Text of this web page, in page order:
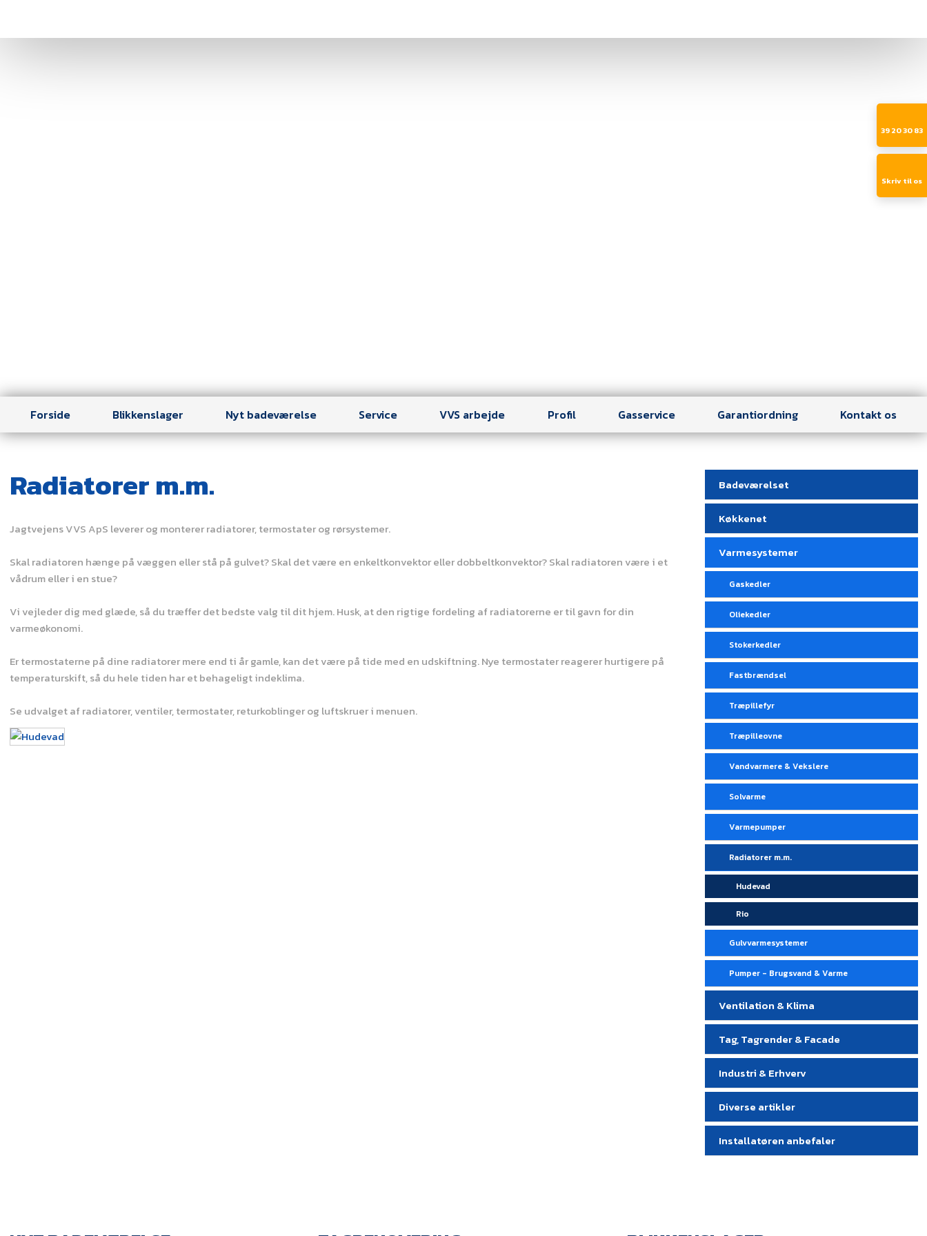
39 20 30 83​
Skriv til os
Forside Blikkenslager Nyt badeværelse Service VVS arbejde Profil Gasservice Garantiordning Kontakt os
Radiatorer m.m.
Jagtvejens VVS ApS leverer og monterer radiatorer, termostater og rørsystemer.
Skal radiatoren hænge på væggen eller stå på gulvet? Skal det være en enkeltkonvektor eller dobbeltkonvektor? Skal radiatoren være i et
vådrum eller i en stue?
Vi vejleder dig med glæde, så du træffer det bedste valg til dit hjem. Husk, at den rigtige fordeling af radiatorerne er til gavn for din
varmeøkonomi.
Er termostaterne på dine radiatorer mere end ti år gamle, kan det være på tide med en udskiftning. Nye termostater reagerer hurtigere på
temperaturskift, så du hele tiden har et behageligt indeklima.
Se udvalget af radiatorer, ventiler, termostater, returkoblinger og luftskruer i menuen.
Badeværelset
Køkkenet
Varmesystemer
Gaskedler
Oliekedler
Stokerkedler
Fastbrændsel
Træpillefyr
Træpilleovne
Vandvarmere & Vekslere
Solvarme
Varmepumper
Radiatorer m.m.
Hudevad
Rio
Gulvvarmesystemer
Pumper - Brugsvand & Varme
Ventilation & Klima
Tag, Tagrender & Facade
Industri & Erhverv
Diverse artikler
Installatøren anbefaler